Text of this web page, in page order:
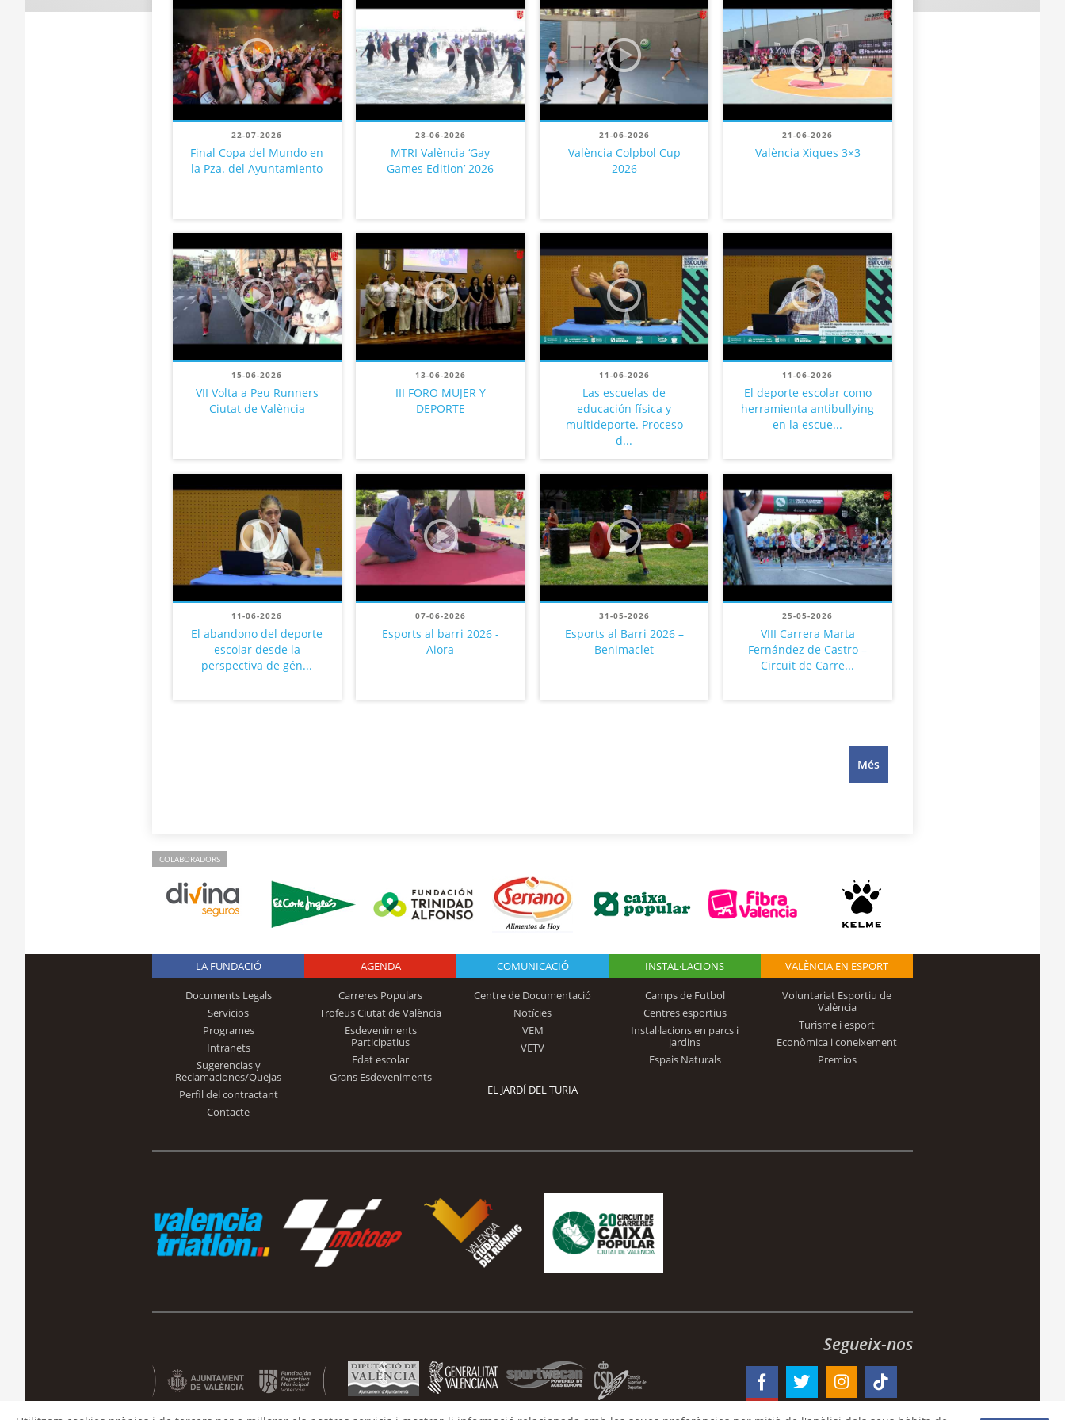
22-07-2026
Final Copa del Mundo en
la Pza. del Ayuntamiento
28-06-2026
MTRI València ‘Gay
Games Edition’ 2026
21-06-2026
València Colpbol Cup
2026
21-06-2026
València Xiques 3×3
15-06-2026
VII Volta a Peu Runners
Ciutat de València
13-06-2026
III FORO MUJER Y
DEPORTE
11-06-2026
Las escuelas de
educación física y
multideporte. Proceso
d...
11-06-2026
El deporte escolar como
herramienta antibullying
en la escue...
11-06-2026
El abandono del deporte
escolar desde la
perspectiva de gén...
07-06-2026
Esports al barri 2026 -
Aiora
31-05-2026
Esports al Barri 2026 –
Benimaclet
25-05-2026
VIII Carrera Marta
Fernández de Castro –
Circuit de Carre...
Més
COLABORADORS
Logo Fundación
Trinidad Alfonso
LA FUNDACIÓ
Documents Legals
Servicios
Programes
Intranets
Sugerencias y
Reclamaciones/Quejas
Perfil del contractant
Contacte
AGENDA
Carreres Populars
Trofeus Ciutat de València
Esdeveniments
Participatius
Edat escolar
Grans Esdeveniments
COMUNICACIÓ
Centre de Documentació
Notícies
VEM
VETV
INSTAL·LACIONS
Camps de Futbol
Centres esportius
Instal·lacions en parcs i
jardins
Espais Naturals
VALÈNCIA EN ESPORT
Voluntariat Esportiu de
València
Turisme i esport
Econòmica i coneixement
Premios
EL JARDÍ DEL TURIA
Segueix-nos